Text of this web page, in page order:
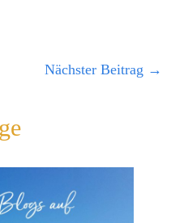
Nächster Beitrag →